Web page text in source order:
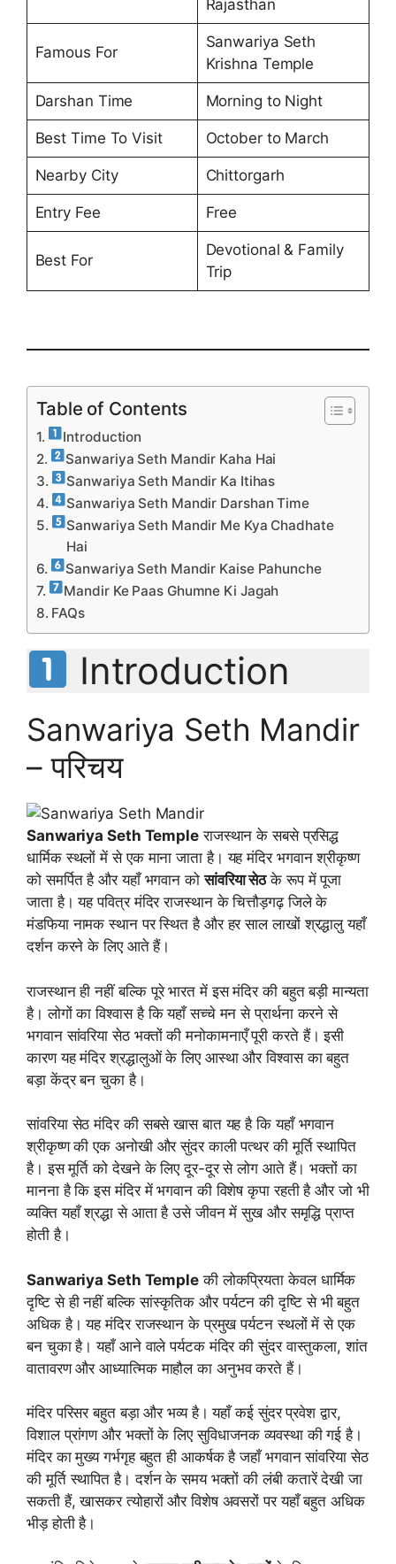
Rajasthan
Famous For
Sanwariya Seth
Krishna Temple
Darshan Time Morning to Night
Best Time To Visit October to March
Nearby City Chittorgarh
Entry Fee Free
Best For
Devotional & Family
Trip
Table of Contents
Introduction
Sanwariya Seth Mandir Kaha Hai
Sanwariya Seth Mandir Ka Itihas
Sanwariya Seth Mandir Darshan Time
Sanwariya Seth Mandir Me Kya Chadhate
Hai
Sanwariya Seth Mandir Kaise Pahunche
Mandir Ke Paas Ghumne Ki Jagah
FAQs
Introduction
Sanwariya Seth Mandir
– परिचय
Sanwariya Seth Templeराजस्थान के सबसे प्रसिद्ध
धार्मिक स्थलों में से एक माना जाता है। यह मंदिर भगवान श्रीकृष्ण
को समर्पित है और यहाँ भगवान कोसांवरिया सेठके रूप में पूजा
जाता है। यह पवित्र मंदिर राजस्थान के चित्तौड़गढ़ जिले के
मंडफिया नामक स्थान पर स्थित है और हर साल लाखों श्रद्धालु यहाँ
दर्शन करने के लिए आते हैं।
राजस्थान ही नहीं बल्कि पूरे भारत में इस मंदिर की बहुत बड़ी मान्यता
है। लोगों का विश्वास है कि यहाँ सच्चे मन से प्रार्थना करने से
भगवान सांवरिया सेठ भक्तों की मनोकामनाएँ पूरी करते हैं। इसी
कारण यह मंदिर श्रद्धालुओं के लिए आस्था और विश्वास का बहुत
बड़ा केंद्र बन चुका है।
सांवरिया सेठ मंदिर की सबसे खास बात यह है कि यहाँ भगवान
श्रीकृष्ण की एक अनोखी और सुंदर काली पत्थर की मूर्ति स्थापित
है। इस मूर्ति को देखने के लिए दूर-दूर से लोग आते हैं। भक्तों का
मानना है कि इस मंदिर में भगवान की विशेष कृपा रहती है और जो भी
व्यक्ति यहाँ श्रद्धा से आता है उसे जीवन में सुख और समृद्धि प्राप्त
होती है।
Sanwariya Seth Templeकी लोकप्रियता केवल धार्मिक
दृष्टि से ही नहीं बल्कि सांस्कृतिक और पर्यटन की दृष्टि से भी बहुत
अधिक है। यह मंदिर राजस्थान के प्रमुख पर्यटन स्थलों में से एक
बन चुका है। यहाँ आने वाले पर्यटक मंदिर की सुंदर वास्तुकला, शांत
वातावरण और आध्यात्मिक माहौल का अनुभव करते हैं।
मंदिर परिसर बहुत बड़ा और भव्य है। यहाँ कई सुंदर प्रवेश द्वार,
विशाल प्रांगण और भक्तों के लिए सुविधाजनक व्यवस्था की गई है।
मंदिर का मुख्य गर्भगृह बहुत ही आकर्षक है जहाँ भगवान सांवरिया सेठ
की मूर्ति स्थापित है। दर्शन के समय भक्तों की लंबी कतारें देखी जा
सकती हैं, खासकर त्योहारों और विशेष अवसरों पर यहाँ बहुत अधिक
भीड़ होती है।